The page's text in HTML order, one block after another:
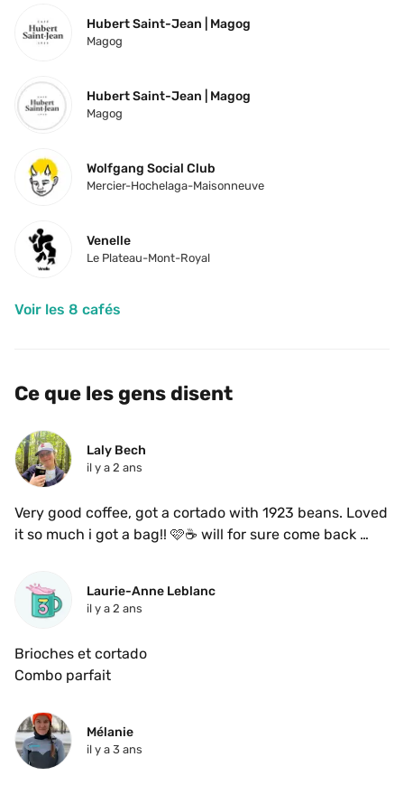
Hubert Saint-Jean | Magog
Magog
Hubert Saint-Jean | Magog
Magog
Wolfgang Social Club
Mercier-Hochelaga-Maisonneuve
Venelle
Le Plateau-Mont-Royal
Voir les 8 cafés
Ce que les gens disent
Laly Bech
il y a 2 ans
Very good coffee, got a cortado with 1923 beans. Loved
it so much i got a bag!! 🩷☕️ will for sure come back
Laurie-Anne Leblanc
il y a 2 ans
Brioches et cortado
Mélanie
il y a 3 ans